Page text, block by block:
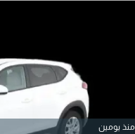
منذ يومين